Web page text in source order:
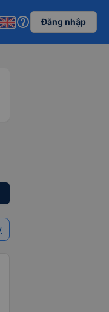
help_outline Đăng nhập